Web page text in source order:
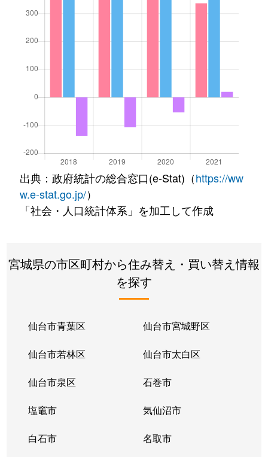
出典：政府統計の総合窓口(e-Stat)（https://ww
w.e-stat.go.jp/）
「社会・人口統計体系」を加工して作成
宮城県の市区町村から住み替え・買い替え情報
を探す
仙台市青葉区 仙台市宮城野区
仙台市若林区 仙台市太白区
仙台市泉区 石巻市
塩竈市 気仙沼市
白石市 名取市